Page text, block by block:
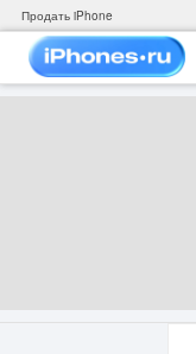
Продать iPhone